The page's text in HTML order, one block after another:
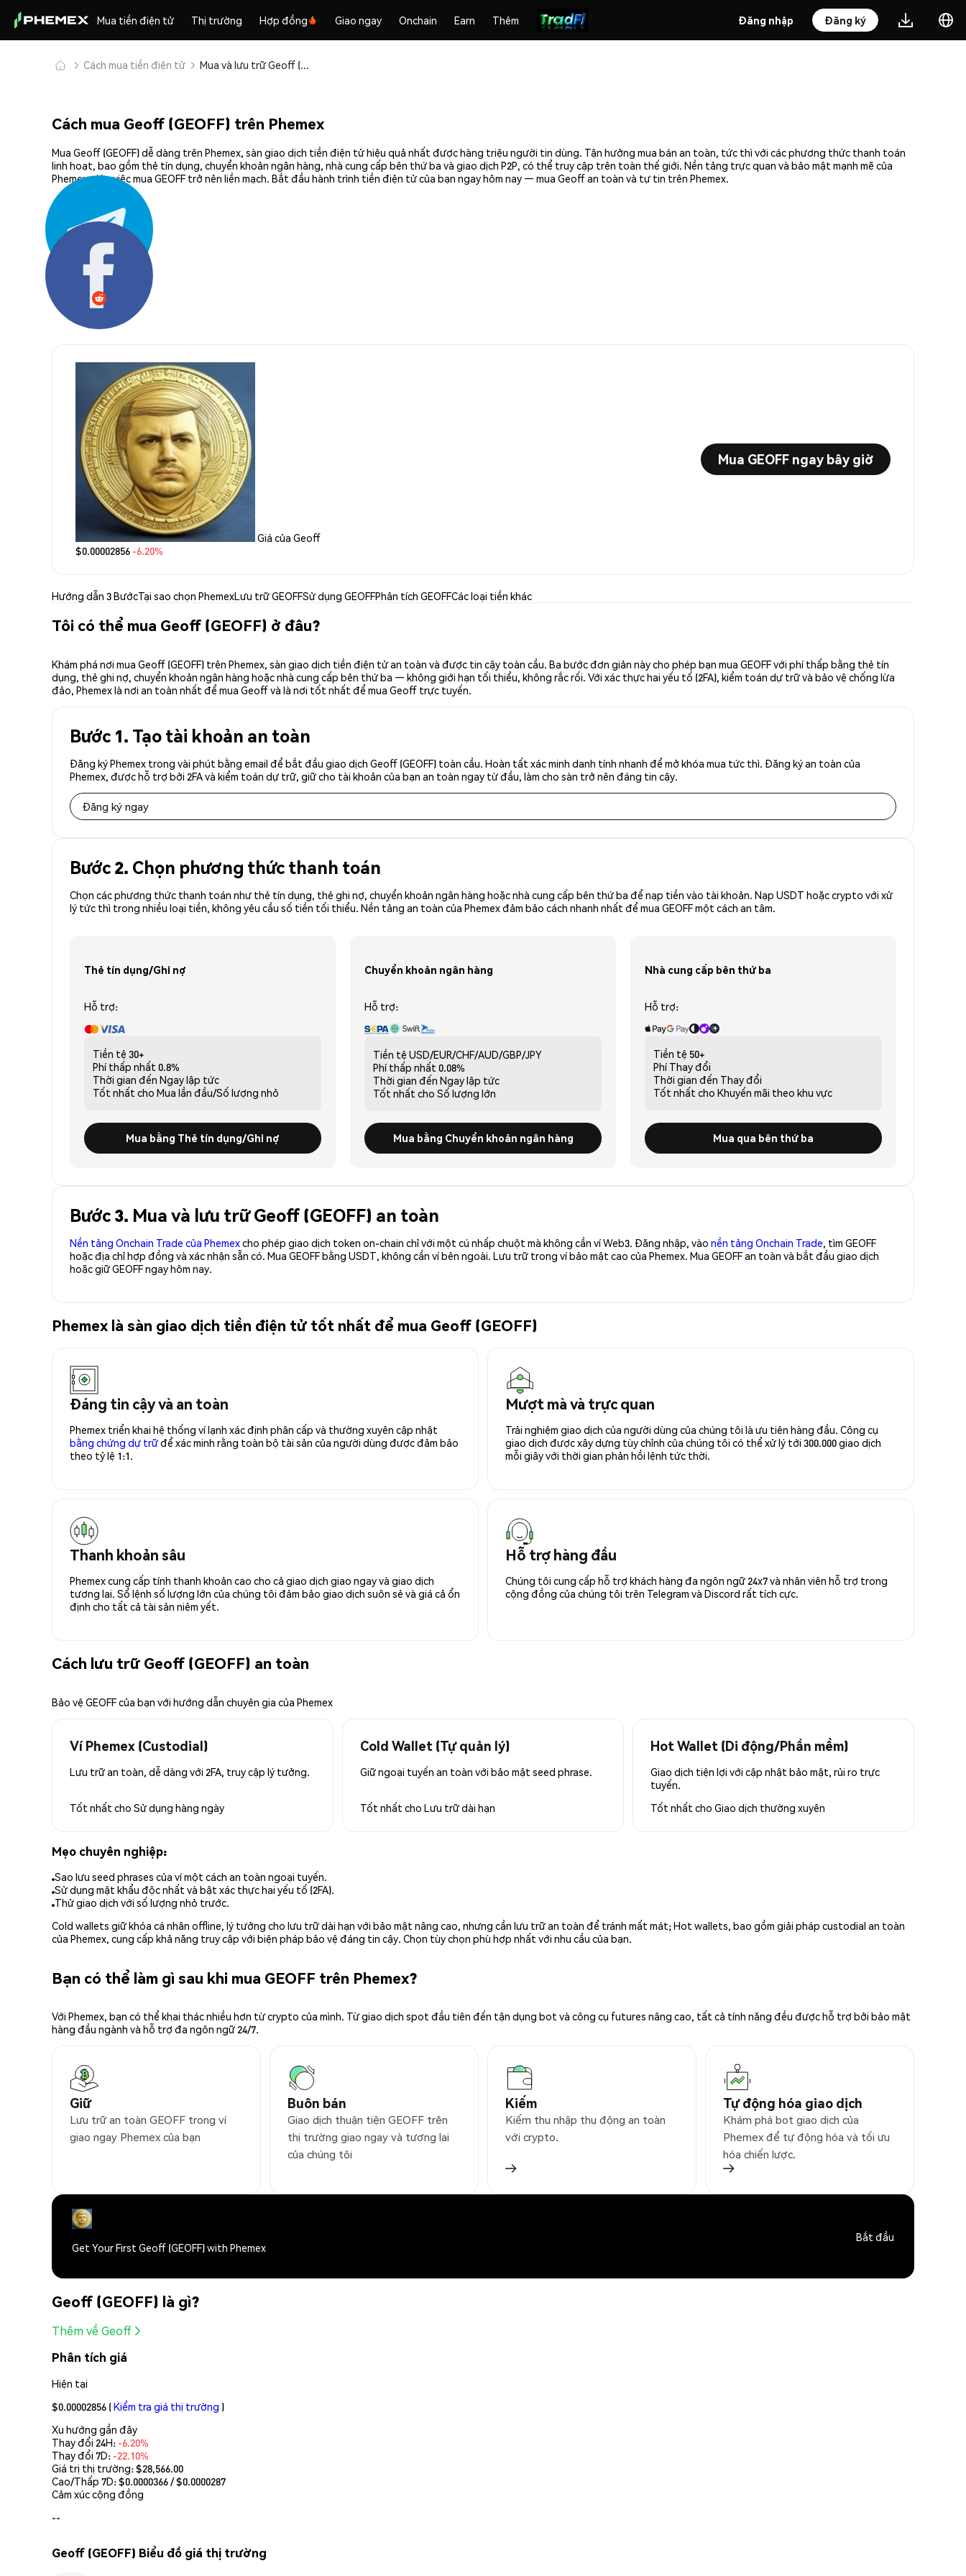
Mua tiền điện tử Thị trường Hợp đồng Giao ngay Onchain Earn Thêm Đăng nhập Đăng ký
Cách mua tiền điện tử Mua và lưu trữ Geoff (GEOFF) an toàn
Cách mua Geoff (GEOFF) trên Phemex
Mua Geoff (GEOFF) dễ dàng trên Phemex, sàn giao dịch tiền điện tử hiệu quả nhất được hàng triệu người tin dùng. Tận hưởng mua bán an toàn, tức thì với các phương thức thanh toán
linh hoạt, bao gồm thẻ tín dụng, chuyển khoản ngân hàng, nhà cung cấp bên thứ ba và giao dịch P2P, có thể truy cập trên toàn thế giới. Nền tảng trực quan và bảo mật mạnh mẽ của
Phemex giúp việc mua GEOFF trở nên liền mạch. Bắt đầu hành trình tiền điện tử của bạn ngay hôm nay — mua Geoff an toàn và tự tin trên Phemex.
Chia sẻ:
Giá của Geoff
$0.00002856 -6.20%
Mua GEOFF ngay bây giờ
Hướng dẫn 3 BướcTại sao chọn PhemexLưu trữ GEOFFSử dụng GEOFFPhân tích GEOFFCác loại tiền khác
Tôi có thể mua Geoff (GEOFF) ở đâu?
Khám phá nơi mua Geoff (GEOFF) trên Phemex, sàn giao dịch tiền điện tử an toàn và được tin cậy toàn cầu. Ba bước đơn giản này cho phép bạn mua GEOFF với phí thấp bằng thẻ tín
dụng, thẻ ghi nợ, chuyển khoản ngân hàng hoặc nhà cung cấp bên thứ ba — không giới hạn tối thiểu, không rắc rối. Với xác thực hai yếu tố (2FA), kiểm toán dự trữ và bảo vệ chống lừa
đảo, Phemex là nơi an toàn nhất để mua Geoff và là nơi tốt nhất để mua Geoff trực tuyến.
Bước 1. Tạo tài khoản an toàn
Đăng ký Phemex trong vài phút bằng email để bắt đầu giao dịch Geoff (GEOFF) toàn cầu. Hoàn tất xác minh danh tính nhanh để mở khóa mua tức thì. Đăng ký an toàn của
Phemex, được hỗ trợ bởi 2FA và kiểm toán dự trữ, giữ cho tài khoản của bạn an toàn ngay từ đầu, làm cho sàn trở nên đáng tin cậy.
Đăng ký ngay
Bước 2. Chọn phương thức thanh toán
Chọn các phương thức thanh toán như thẻ tín dụng, thẻ ghi nợ, chuyển khoản ngân hàng hoặc nhà cung cấp bên thứ ba để nạp tiền vào tài khoản. Nạp USDT hoặc crypto với xử
lý tức thì trong nhiều loại tiền, không yêu cầu số tiền tối thiểu. Nền tảng an toàn của Phemex đảm bảo cách nhanh nhất để mua GEOFF một cách an tâm.
Thẻ tín dụng/Ghi nợ
Hỗ trợ:
Tiền tệ 30+
Phí thấp nhất 0.8%
Thời gian đến Ngay lập tức
Tốt nhất cho Mua lần đầu/Số lượng nhỏ
Mua bằng Thẻ tín dụng/Ghi nợ
Chuyển khoản ngân hàng
Hỗ trợ:
Tiền tệ USD/EUR/CHF/AUD/GBP/JPY
Phí thấp nhất 0.08%
Thời gian đến Ngay lập tức
Tốt nhất cho Số lượng lớn
Mua bằng Chuyển khoản ngân hàng
Nhà cung cấp bên thứ ba
Hỗ trợ:
Tiền tệ 50+
Phí Thay đổi
Thời gian đến Thay đổi
Tốt nhất cho Khuyến mãi theo khu vực
Mua qua bên thứ ba
Bước 3. Mua và lưu trữ Geoff (GEOFF) an toàn
Nền tảng Onchain Trade của Phemexcho phép giao dịch token on-chain chỉ với một cú nhấp chuột mà không cần ví Web3. Đăng nhập, vào nền tảng Onchain Trade, tìm GEOFF
hoặc địa chỉ hợp đồng và xác nhận sẵn có. Mua GEOFF bằng USDT, không cần ví bên ngoài. Lưu trữ trong ví bảo mật cao của Phemex. Mua GEOFF an toàn và bắt đầu giao dịch
hoặc giữ GEOFF ngay hôm nay.
Phemex là sàn giao dịch tiền điện tử tốt nhất để mua Geoff (GEOFF)
Đáng tin cậy và an toàn
Phemex triển khai hệ thống ví lạnh xác định phân cấp và thường xuyên cập nhật
bằng chứng dự trữđể xác minh rằng toàn bộ tài sản của người dùng được đảm bảo
theo tỷ lệ 1:1.
Mượt mà và trực quan
Trải nghiệm giao dịch của người dùng của chúng tôi là ưu tiên hàng đầu. Công cụ
giao dịch được xây dựng tùy chỉnh của chúng tôi có thể xử lý tới 300.000 giao dịch
mỗi giây với thời gian phản hồi lệnh tức thời.
Thanh khoản sâu
Phemex cung cấp tính thanh khoản cao cho cả giao dịch giao ngay và giao dịch
tương lai. Sổ lệnh số lượng lớn của chúng tôi đảm bảo giao dịch suôn sẻ và giá cả ổn
định cho tất cả tài sản niêm yết.
Hỗ trợ hàng đầu
Chúng tôi cung cấp hỗ trợ khách hàng đa ngôn ngữ 24x7 và nhân viên hỗ trợ trong
cộng đồng của chúng tôi trên Telegram và Discord rất tích cực.
Cách lưu trữ Geoff (GEOFF) an toàn
Bảo vệ GEOFF của bạn với hướng dẫn chuyên gia của Phemex
Ví Phemex (Custodial)
Lưu trữ an toàn, dễ dàng với 2FA, truy cập lý tưởng.
Tốt nhất cho Sử dụng hàng ngày
Cold Wallet (Tự quản lý)
Giữ ngoại tuyến an toàn với bảo mật seed phrase.
Tốt nhất cho Lưu trữ dài hạn
Hot Wallet (Di động/Phần mềm)
Giao dịch tiện lợi với cập nhật bảo mật, rủi ro trực
tuyến.
Tốt nhất cho Giao dịch thường xuyên
Mẹo chuyên nghiệp:
Sao lưu seed phrases của ví một cách an toàn ngoại tuyến.
Sử dụng mật khẩu độc nhất và bật xác thực hai yếu tố (2FA).
Thử giao dịch với số lượng nhỏ trước.
Cold wallets giữ khóa cá nhân offline, lý tưởng cho lưu trữ dài hạn với bảo mật nâng cao, nhưng cần lưu trữ an toàn để tránh mất mát; Hot wallets, bao gồm giải pháp custodial an toàn
của Phemex, cung cấp khả năng truy cập với biện pháp bảo vệ đáng tin cậy. Chọn tùy chọn phù hợp nhất với nhu cầu của bạn.
Bạn có thể làm gì sau khi mua GEOFF trên Phemex?
Với Phemex, bạn có thể khai thác nhiều hơn từ crypto của mình. Từ giao dịch spot đầu tiên đến tận dụng bot và công cụ futures nâng cao, tất cả tính năng đều được hỗ trợ bởi bảo mật
hàng đầu ngành và hỗ trợ đa ngôn ngữ 24/7.
Giữ
Lưu trữ an toàn GEOFF trong ví
giao ngay Phemex của bạn
Buôn bán
Giao dịch thuận tiện GEOFF trên
thị trường giao ngay và tương lai
của chúng tôi
Kiếm
Kiếm thu nhập thụ động an toàn
với crypto.
Tự động hóa giao dịch
Khám phá bot giao dịch của
Phemex để tự động hóa và tối ưu
hóa chiến lược.
Get Your First Geoff (GEOFF) with Phemex
Bắt đầu
Geoff (GEOFF) là gì?
Thêm về Geoff
Phân tích giá
Hiện tại
$0.00002856 (Kiểm tra giá thị trường )
Xu hướng gần đây
Thay đổi 24H: -6.20%
Thay đổi 7D: -22.10%
Giá trị thị trường:$28,566.00
Cao/Thấp 7D: $0.0000366/ $0.0000287
Cảm xúc cộng đồng
--
Geoff (GEOFF) Biểu đồ giá thị trường